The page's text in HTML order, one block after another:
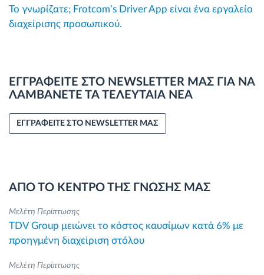
Το γνωρίζατε; Frotcom’s Driver App είναι ένα εργαλείο
διαχείρισης προσωπικού.
ΕΓΓΡΑΦΕΙΤΕ ΣΤΟ NEWSLETTER ΜΑΣ ΓΙΑ ΝΑ
ΛΑΜΒΑΝΕΤΕ ΤΑ ΤΕΛΕΥΤΑΙΑ ΝΕΑ
ΕΓΓΡΑΦΕΙΤΕ ΣΤΟ NEWSLETTER ΜΑΣ
ΑΠΟ ΤΟ ΚΕΝΤΡΟ ΤΗΣ ΓΝΩΣΗΣ ΜΑΣ
Μελέτη Περίπτωσης
TDV Group μειώνει το κόστος καυσίμων κατά 6% με
προηγμένη διαχείριση στόλου
Μελέτη Περίπτωσης